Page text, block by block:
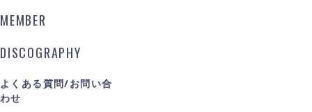
MEMBER
DISCOGRAPHY
よくある質問/お問い合
わせ